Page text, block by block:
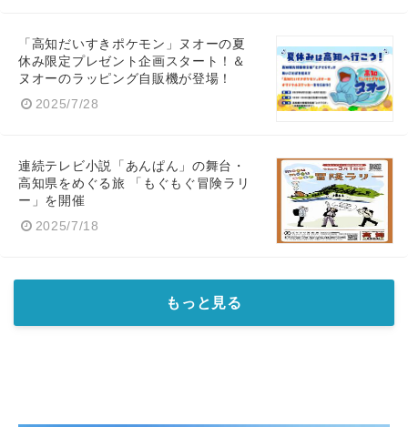
「高知だいすきポケモン」ヌオーの夏
休み限定プレゼント企画スタート！＆
ヌオーのラッピング自販機が登場！
2025/7/28
連続テレビ小説「あんぱん」の舞台・
高知県をめぐる旅 「もぐもぐ冒険ラリ
ー」を開催
2025/7/18
もっと見る
English